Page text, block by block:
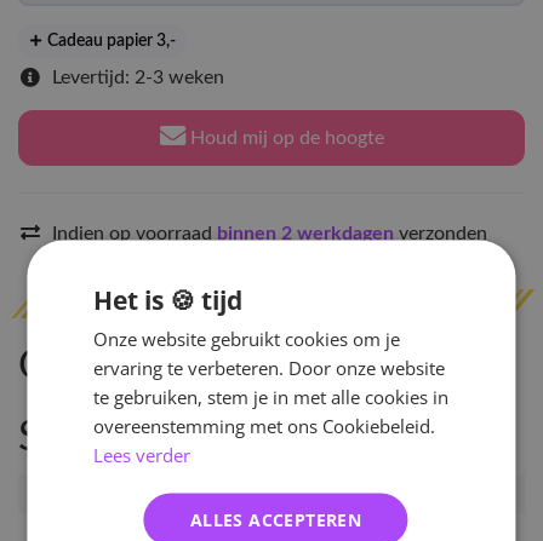
Cadeau papier 3,-
Levertijd: 2-3 weken
Houd mij op de hoogte
Indien op voorraad binnen 2 werkdagen verzonden
Omschrijving
Specificaties
Artikelnummer
98875
EAN nummer
8804775036644
Het is 🍪 tijd
Onze website gebruikt cookies om je
ervaring te verbeteren. Door onze website
te gebruiken, stem je in met alle cookies in
overeenstemming met ons Cookiebeleid.
Lees verder
ALLES ACCEPTEREN